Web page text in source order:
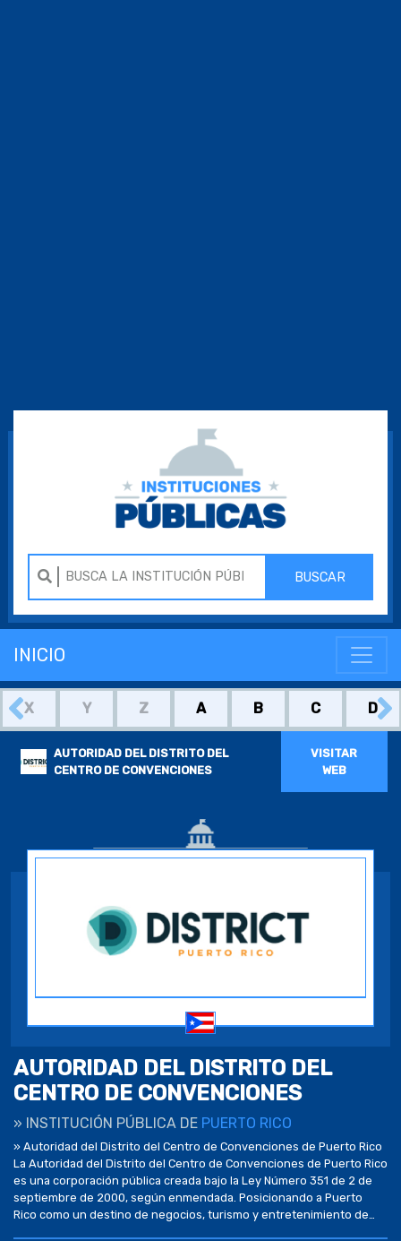
BUSCAR
INICIO
X Y Z A B C D
AUTORIDAD DEL DISTRITO DEL
CENTRO DE CONVENCIONES
VISITAR
WEB
AUTORIDAD DEL DISTRITO DEL
CENTRO DE CONVENCIONES
» INSTITUCIÓN PÚBLICA DE PUERTO RICO
» Autoridad del Distrito del Centro de Convenciones de Puerto Rico
La Autoridad del Distrito del Centro de Convenciones de Puerto Rico
es una corporación pública creada bajo la Ley Número 351 de 2 de
septiembre de 2000, según enmendada. Posicionando a Puerto
Rico como un destino de negocios, turismo y entretenimiento de